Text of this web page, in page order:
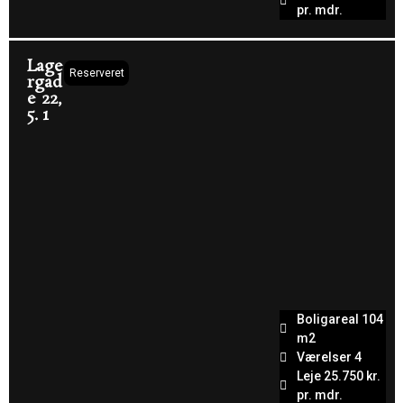
pr. mdr.
Lage
rgad
e 22,
5. 1
Reserveret
Boligareal 104
m2
Værelser 4
Leje 25.750 kr.
pr. mdr.